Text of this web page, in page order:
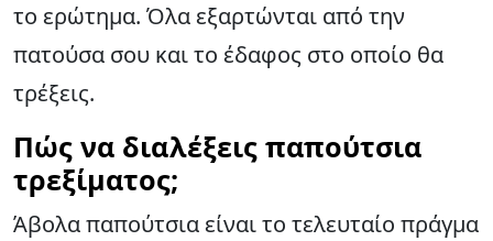
το ερώτημα. Όλα εξαρτώνται από την
πατούσα σου και το έδαφος στο οποίο θα
τρέξεις.
Πώς να διαλέξεις παπούτσια
τρεξίματος;
Άβολα παπούτσια είναι το τελευταίο πράγμα